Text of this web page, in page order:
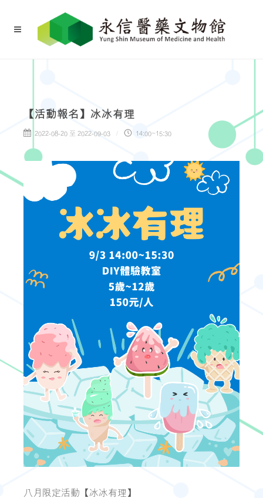
【活動報名】冰冰有理
2022-08-20 至 2022-09-03 14:00~15:30
八月限定活動【冰冰有理】